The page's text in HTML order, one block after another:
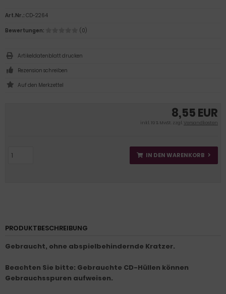
8,55 EUR
inkl. 19 % MwSt. zzgl.Versandkosten
IN DEN WARENKORB
Art.Nr.: CD-2264
Bewertungen:
(0)
Artikeldatenblatt drucken
Rezension schreiben
PRODUKTBESCHREIBUNG
Gebraucht, ohne abspielbehindernde Kratzer.
Beachten Sie bitte: Gebrauchte CD-Hüllen können
Gebrauchsspuren aufweisen.